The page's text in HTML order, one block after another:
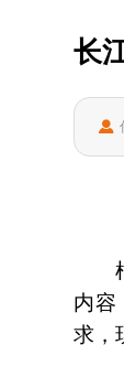
长
内容
求，